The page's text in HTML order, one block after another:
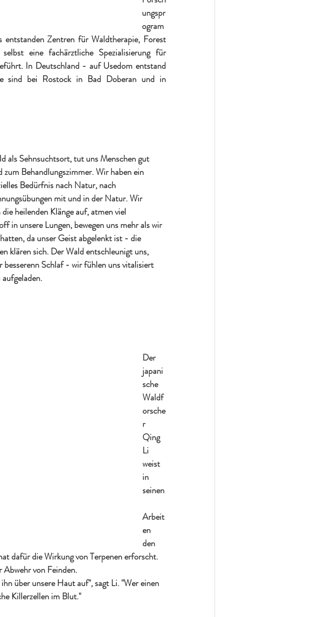
ungspr
ogram
Zentren für Waldtherapie, Forest
eine fachärztliche Spezialisierung für
In Deutschland - auf Usedom entstand
sind bei Rostock in Bad Doberan und in
als Sehnsuchtsort, tut uns Menschen gut
zum Behandlungszimmer. Wir haben ein
Bedürfnis nach Natur, nach
mit und in der Natur. Wir
heilenden Klänge auf, atmen viel
in unsere Lungen, bewegen uns mehr als wir
da unser Geist abgelenkt ist - die
klären sich. Der Wald entschleunigt uns,
besserenn Schlaf - wir fühlen uns vitalisiert
Der
japani
sche
Waldf
orsche
r
Qing
Li
weist
in
seinen
Arbeit
en
den
dafür die Wirkung von Terpenen erforscht.
von Feinden.
über unsere Haut auf", sagt Li. "Wer einen
Killerzellen im Blut."